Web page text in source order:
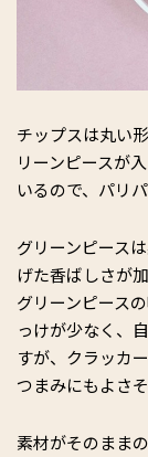
チップスは丸い
リーンピースが
いるので、パリ
グリーンピース
げた香ばしさが
グリーンピース
っけが少なく、
すが、クラッカ
つまみにもよさそ
素材がそのまま